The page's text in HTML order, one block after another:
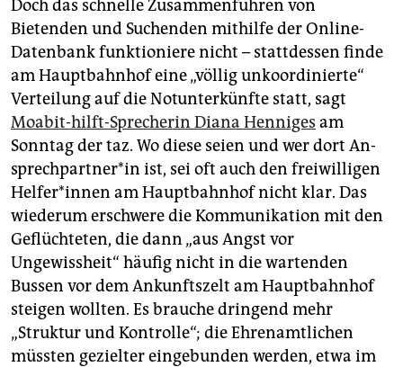
Doch das schnelle Zusammenführen von
Bietenden und Suchenden mithilfe der Online-
Datenbank funktioniere nicht – stattdessen finde
am Hauptbahnhof eine „völlig unkoordinierte“
Verteilung auf die Notunterkünfte statt, sagt
Moabit-hilft-Sprecherin Diana Henniges am
Sonntag der taz. Wo diese seien und wer dort An­
sprech­part­ne­r*in ist, sei oft auch den freiwilligen
Hel­fe­r*in­nen am Hauptbahnhof nicht klar. Das
wiederum erschwere die Kommunikation mit den
Geflüchteten, die dann „aus Angst vor
Ungewissheit“ häufig nicht in die wartenden
Bussen vor dem Ankunftszelt am Hauptbahnhof
steigen wollten. Es brauche dringend mehr
„Struktur und Kontrolle“; die Ehrenamtlichen
müssten gezielter eingebunden werden, etwa im